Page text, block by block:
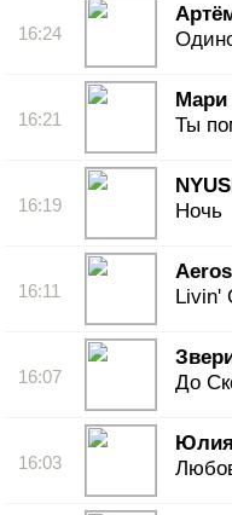
16:24
16:21
Мари
Ты
16:19
Ночь
16:11
Livin'
16:07
До
16:03